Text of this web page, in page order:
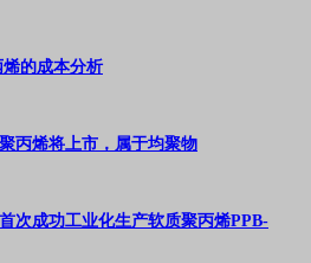
烯的成本分析
丙烯将上市，属于均聚物
次成功工业化生产软质聚丙烯PPB-